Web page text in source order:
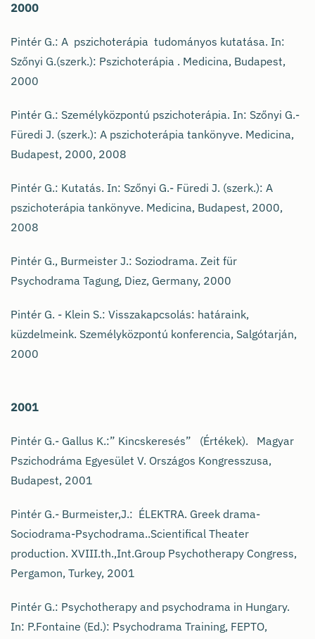
2000
Pintér G.: A pszichoterápia tudományos kutatása. In:
Szőnyi G.(szerk.): Pszichoterápia . Medicina, Budapest,
2000
Pintér G.: Személyközpontú pszichoterápia. In: Szőnyi G.-
Füredi J. (szerk.): A pszichoterápia tankönyve. Medicina,
Budapest, 2000, 2008
Pintér G.: Kutatás. In: Szőnyi G.- Füredi J. (szerk.): A
pszichoterápia tankönyve. Medicina, Budapest, 2000,
2008
Pintér G., Burmeister J.: Soziodrama. Zeit für
Psychodrama Tagung, Diez, Germany, 2000
Pintér G. - Klein S.: Visszakapcsolás: határaink,
küzdelmeink. Személyközpontú konferencia, Salgótarján,
2000
2001
Pintér G.- Gallus K.:” Kincskeresés” (Értékek). Magyar
Pszichodráma Egyesület V. Országos Kongresszusa,
Budapest, 2001
Pintér G.- Burmeister,J.: ÉLEKTRA. Greek drama-
Sociodrama-Psychodrama..Scientifical Theater
production. XVIII.th.,Int.Group Psychotherapy Congress,
Pergamon, Turkey, 2001
Pintér G.: Psychotherapy and psychodrama in Hungary.
In: P.Fontaine (Ed.): Psychodrama Training, FEPTO,